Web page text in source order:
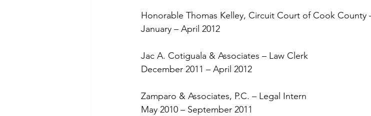
Honorable Thomas Kelley, Circuit Court of Cook County
January – April 2012
Jac A. Cotiguala & Associates – Law Clerk
December 2011 – April 2012
Zamparo & Associates, P.C. – Legal Intern
May 2010 – September 2011